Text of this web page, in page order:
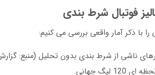
فوتبال شرط بندی
جهانی.